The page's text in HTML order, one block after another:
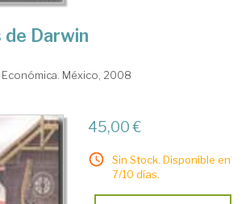
de Darwin
México, 2008
45,00 €
Sin Stock. Disponible en
7/10 días.